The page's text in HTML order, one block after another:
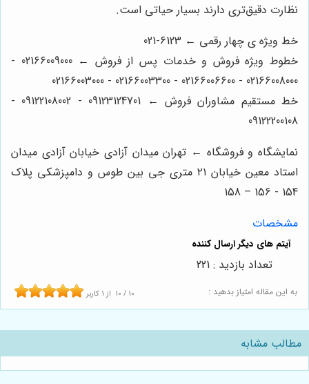
نظارت دقیق‌تری دارند بسیار حیاتی است.
خط ویژه ی چهار رقمی ← 6123-021
خطوط ویژه فروش و خدمات پس از فروش ← 02166009000 -
02166008000 - 02166006600 - 02166003300 - 02166003000
خط مستقیم مشاوران فروش ← 09123124701 - 09122108002 -
09122200108
نمایشگاه و فروشگاه ← تهران میدان آزادی خیابان آزادی میدان
استاد معین خیابان ۲۱ متری جی بین طوس و دامپزشکی پلاک
154 - 156 – 158
مشخصات
به این مقاله امتیاز بدهید : 10 / 10 از 1 کاربر
تعداد بازدید : 221
مطالب مشابه